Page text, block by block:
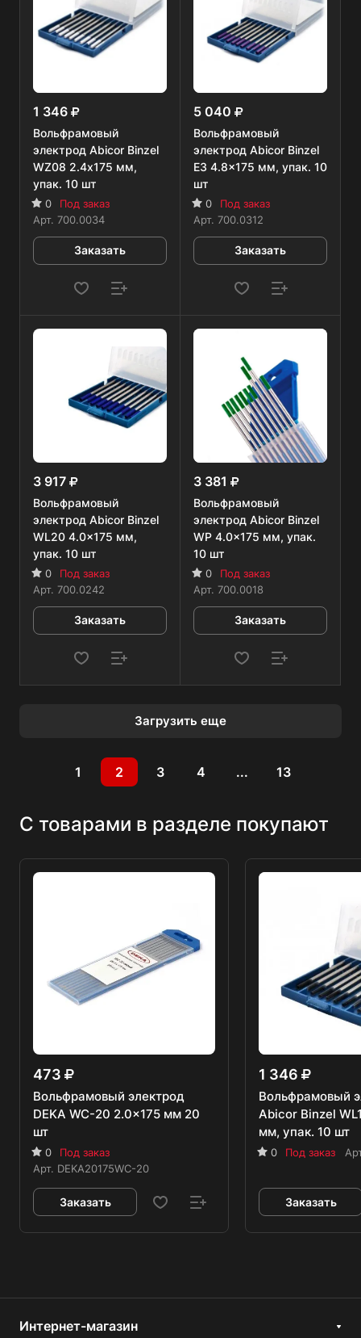
1 346
Вольфрамовый
электрод Abicor Binzel
WZ08 2.4х175 мм,
упак. 10 шт
0
Под заказ
Арт. 700.0034
Заказать
5 040
Вольфрамовый
электрод Abicor Binzel
E3 4.8x175 мм, упак. 10
шт
0
Под заказ
Арт. 700.0312
Заказать
3 917
Вольфрамовый
электрод Abicor Binzel
WL20 4.0x175 мм,
упак. 10 шт
0
Под заказ
Арт. 700.0242
Заказать
3 381
Вольфрамовый
электрод Abicor Binzel
WP 4.0x175 мм, упак.
10 шт
0
Под заказ
Арт. 700.0018
Заказать
Загрузить еще
1 2 3 4 ... 13
С товарами в разделе покупают
473
Вольфрамовый электрод
DEKA WC-20 2.0x175 мм 20
шт
0
Под заказ
Арт. DEKA20175WC-20
Заказать
1 346
Вольфрамовый
Abicor Binzel
мм, упак. 10 шт
0 Под заказ
Заказать
Интернет-магазин